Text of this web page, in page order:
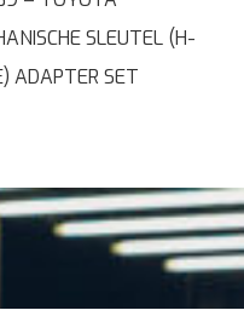
SLEUTEL (H-
ADAPTER SET